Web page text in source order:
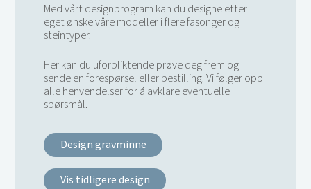
Med vårt designprogram kan du designe etter
eget ønske våre modeller i flere fasonger og
steintyper.
Her kan du uforpliktende prøve deg frem og
sende en forespørsel eller bestilling. Vi følger opp
alle henvendelser for å avklare eventuelle
spørsmål.
Design gravminne
Vis tidligere design